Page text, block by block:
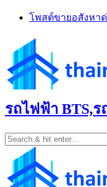
Skip
โพสต์ขายอสังหา
รถไฟฟ้า BTS,